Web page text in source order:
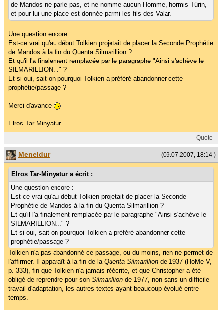
de Mandos ne parle pas, et ne nomme aucun Homme, hormis Túrin,
et pour lui une place est donnée parmi les fils des Valar.
Une question encore :
Est-ce vrai qu'au début Tolkien projetait de placer la Seconde Prophétie
de Mandos à la fin du Quenta Silmarillion ?
Et qu'il l'a finalement remplacée par le paragraphe "Ainsi s'achève le
SILMARILLION..." ?
Et si oui, sait-on pourquoi Tolkien a préféré abandonner cette
prophétie/passage ?
Merci d'avance
Elros Tar-Minyatur
Quote
(09.07.2007, 18:14 )
Meneldur
Elros Tar-Minyatur a écrit :
Une question encore :
Est-ce vrai qu'au début Tolkien projetait de placer la Seconde
Prophétie de Mandos à la fin du Quenta Silmarillion ?
Et qu'il l'a finalement remplacée par le paragraphe "Ainsi s'achève le
SILMARILLION..." ?
Et si oui, sait-on pourquoi Tolkien a préféré abandonner cette
prophétie/passage ?
Tolkien n'a pas abandonné ce passage, ou du moins, rien ne permet de
l'affirmer. Il apparaît à la fin de la Quenta Silmarillion de 1937 (HoMe V,
p. 333), fin que Tolkien n'a jamais réécrite, et que Christopher a été
obligé de reprendre pour son Silmarillion de 1977, non sans un difficile
travail d'adaptation, les autres textes ayant beaucoup évolué entre-
temps.